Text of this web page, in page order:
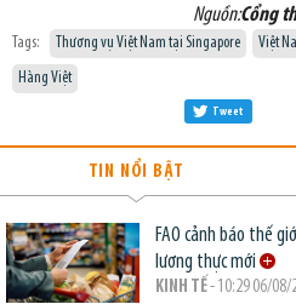
Nguồn:Cổng
Tags: Thương vụ Việt Nam tại Singapore Việt
Hàng Việt
Tweet
TIN NỔI BẬT
FAO cảnh báo thế
lương thực mới
KINH TẾ- 10:29 06/08/